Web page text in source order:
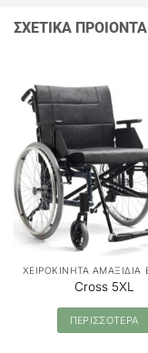
ΣΧΕΤΙΚΑ ΠΡΟΙΟΝΤΑ
Cross 5XL
ΠΕΡΙΣΣΟΤΕΡΑ